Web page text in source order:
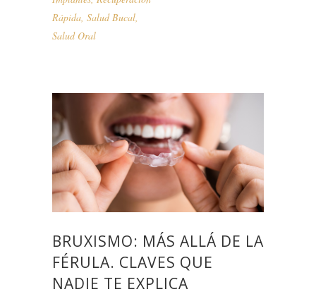
Rápida, Salud Bucal,
Salud Oral
BRUXISMO: MÁS ALLÁ DE LA
FÉRULA. CLAVES QUE
NADIE TE EXPLICA